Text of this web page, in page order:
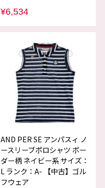
¥6,534
AND PER SE アンパスィ ノ
ースリーブポロシャツ ボー
ダー柄 ネイビー系 サイズ：
L ランク：A- 【中古】ゴル
フウェア